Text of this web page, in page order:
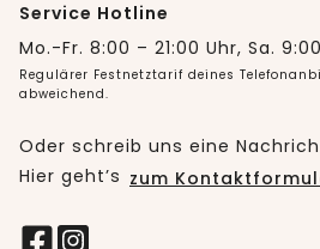
Service Hotline
Mo.-Fr. 8:00 – 21:00 Uhr, Sa.
Regulärer Festnetztarif deines
abweichend.
Oder schreib uns eine
Hier geht’s zum